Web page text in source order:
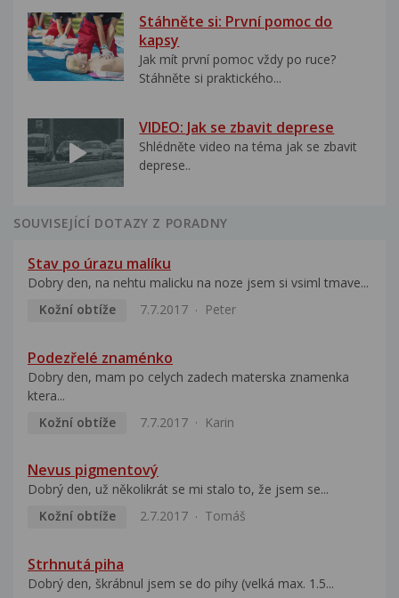
Stáhněte si: První pomoc do
kapsy
Jak mít první pomoc vždy po ruce?
Stáhněte si praktického...
VIDEO: Jak se zbavit deprese
Shlédněte video na téma jak se zbavit
deprese..
SOUVISEJÍCÍ DOTAZY Z PORADNY
Stav po úrazu malíku
Dobry den, na nehtu malicku na noze jsem si vsiml tmave...
Kožní obtíže
7.7.2017 Peter
Podezřelé znaménko
Dobry den, mam po celych zadech materska znamenka
ktera...
Kožní obtíže
7.7.2017 Karin
Nevus pigmentový
Dobrý den, už několikrát se mi stalo to, že jsem se...
Kožní obtíže
2.7.2017 Tomáš
Strhnutá piha
Dobrý den, škrábnul jsem se do pihy (velká max. 1.5...